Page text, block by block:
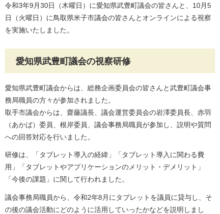
令和3年9月30日（木曜日）に愛知県武豊町議会の皆さんと、10月5
日（火曜日）に鳥取県米子市議会の皆さんとオンラインによる視察
を実施いたしました。
愛知県武豊町議会の視察研修
愛知県武豊町議会からは、総務企画委員会の皆さんと武豊町議会事
務局職員の方々が参加されました。
取手市議会からは、齋藤議長、議会運営委員会の岩澤委員長、赤羽
（あかば）委員、根岸委員、議会事務局職員が参加し、説明や質問
への回答対応を行いました。
研修は、「タブレット導入の経緯」「タブレット導入に関わる費
用」「タブレットやアプリケーションのメリット・デメリット」
「今後の課題」に関して行われました。
議会事務局職員から、令和2年8月にタブレットを議員に貸与し、そ
の後の議会活動にどのように活用していったかなどを説明しまし